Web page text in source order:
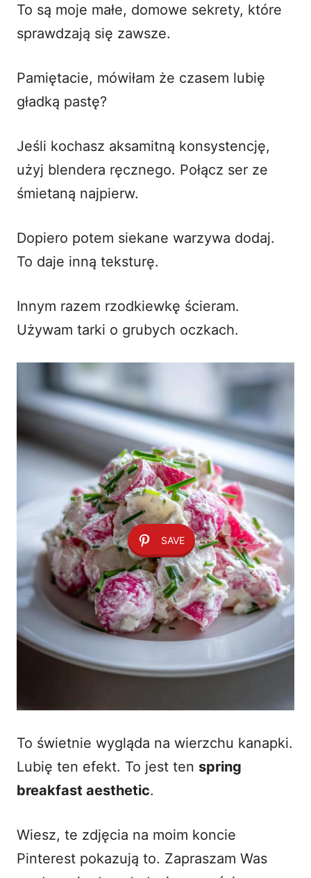
To są moje małe, domowe sekrety, które
sprawdzają się zawsze.
Pamiętacie, mówiłam że czasem lubię
gładką pastę?
Jeśli kochasz aksamitną konsystencję,
użyj blendera ręcznego. Połącz ser ze
śmietaną najpierw.
Dopiero potem siekane warzywa dodaj.
To daje inną teksturę.
Innym razem rzodkiewkę ścieram.
Używam tarki o grubych oczkach.
SAVE
To świetnie wygląda na wierzchu kanapki.
Lubię ten efekt. To jest ten spring
breakfast aesthetic.
Wiesz, te zdjęcia na moim koncie
Pinterest pokazują to. Zapraszam Was